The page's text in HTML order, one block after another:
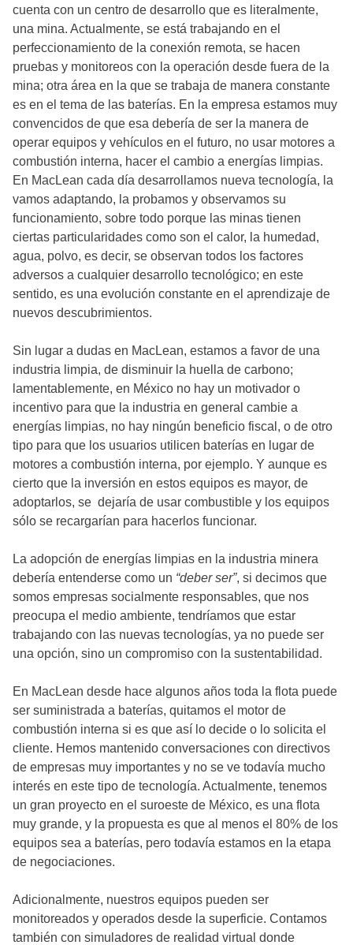
cuenta con un centro de desarrollo que es literalmente,
una mina. Actualmente, se está trabajando en el
perfeccionamiento de la conexión remota, se hacen
pruebas y monitoreos con la operación desde fuera de la
mina; otra área en la que se trabaja de manera constante
es en el tema de las baterías. En la empresa estamos muy
convencidos de que esa debería de ser la manera de
operar equipos y vehículos en el futuro, no usar motores a
combustión interna, hacer el cambio a energías limpias.
En MacLean cada día desarrollamos nueva tecnología, la
vamos adaptando, la probamos y observamos su
funcionamiento, sobre todo porque las minas tienen
ciertas particularidades como son el calor, la humedad,
agua, polvo, es decir, se observan todos los factores
adversos a cualquier desarrollo tecnológico; en este
sentido, es una evolución constante en el aprendizaje de
nuevos descubrimientos.
Sin lugar a dudas en MacLean, estamos a favor de una
industria limpia, de disminuir la huella de carbono;
lamentablemente, en México no hay un motivador o
incentivo para que la industria en general cambie a
energías limpias, no hay ningún beneficio fiscal, o de otro
tipo para que los usuarios utilicen baterías en lugar de
motores a combustión interna, por ejemplo. Y aunque es
cierto que la inversión en estos equipos es mayor, de
adoptarlos, se dejaría de usar combustible y los equipos
sólo se recargarían para hacerlos funcionar.
La adopción de energías limpias en la industria minera
debería entenderse como un “deber ser”, si decimos que
somos empresas socialmente responsables, que nos
preocupa el medio ambiente, tendríamos que estar
trabajando con las nuevas tecnologías, ya no puede ser
una opción, sino un compromiso con la sustentabilidad.
En MacLean desde hace algunos años toda la flota puede
ser suministrada a baterías, quitamos el motor de
combustión interna si es que así lo decide o lo solicita el
cliente. Hemos mantenido conversaciones con directivos
de empresas muy importantes y no se ve todavía mucho
interés en este tipo de tecnología. Actualmente, tenemos
un gran proyecto en el suroeste de México, es una flota
muy grande, y la propuesta es que al menos el 80% de los
equipos sea a baterías, pero todavía estamos en la etapa
de negociaciones.
Adicionalmente, nuestros equipos pueden ser
monitoreados y operados desde la superficie. Contamos
también con simuladores de realidad virtual donde